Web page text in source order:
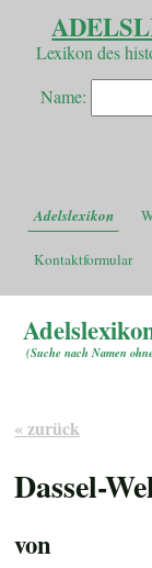
Lexikon des
Name:
Adelslexikon
Kontaktformular
(Suche nach Namen
« zurück
Dassel-
von